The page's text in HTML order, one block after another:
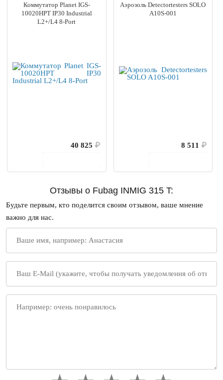
Коммутатор Planet IGS-
10020HPT IP30 Industrial
L2+/L4 8-Port
40 825 ₽
Аэрозоль Detectortesters SOLO
A10S-001
8 511 ₽
Отзывы о Fubag INMIG 315 T:
Будьте первым, кто поделится своим отзывом, ваше мнение
важно для нас.